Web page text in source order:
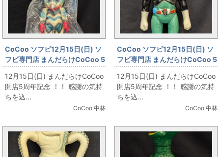
CoCoo ソフビ12月15日(日) ソ
フビ専門店 まんだらけCoCoo 5
周年記念 「M1号 ウルトラシリ
ーズ ガッツ星人 クリーム成型」
12月15日(日) まんだらけCoCoo
開店5周年記念 ！！ 感謝の気持
ちを込...
CoCoo 中林
CoCoo ソフビ12月15日(日) ソ
フビ専門店 まんだらけCoCoo 5
周年記念 「無版権 超人バロム1
風 280mm」
12月15日(日) まんだらけCoCoo
開店5周年記念 ！！ 感謝の気持
ちを込...
CoCoo 中林